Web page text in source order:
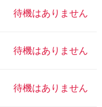
待機はありません
待機はありません
待機はありません